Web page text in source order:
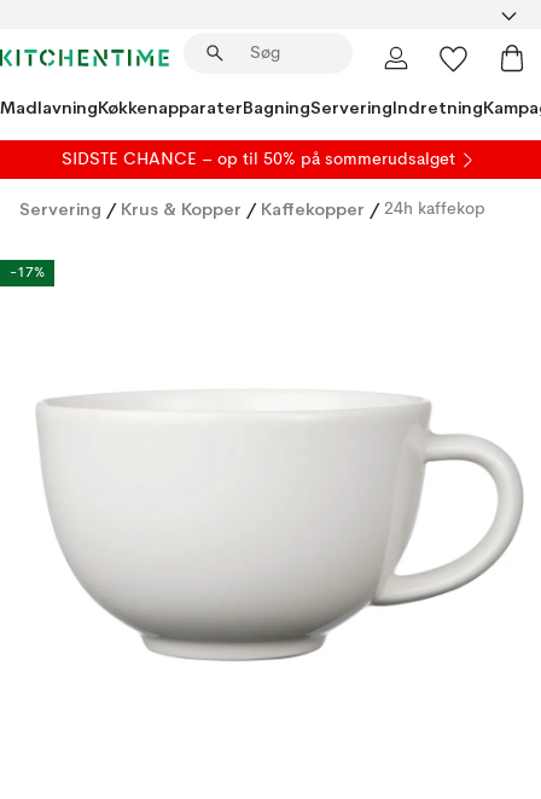
MadlavningKøkkenapparaterBagningServeringIndretning
SIDSTE CHANCE – op til 50% på sommerudsalget
Servering / Krus & Kopper / Kaffekopper / 24h kaffekop
-17%